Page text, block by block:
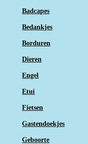
Badcapes
Bedankjes
Borduren
Dieren
Engel
Etui
Fietsen
Gastendoekjes
Geboorte